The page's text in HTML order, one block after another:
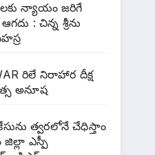
న్యాయం జరిగే
: చిన్న శ్రీను
రిలే నిరాహార దీక్ష
అనూష
త్వరలోనే చేధిస్తాం
ఎస్పీ